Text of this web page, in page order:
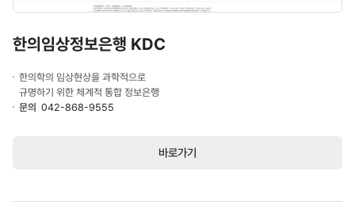
한의임상정보은행 KDC
한의학의 임상현상을 과학적으로
규명하기 위한 체계적 통합 정보은행
문의
042-868-9555
바로가기